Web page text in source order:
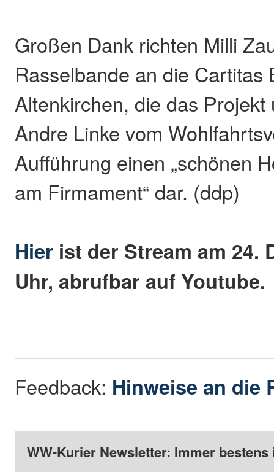
Großen Dank richten Milli
Rasselbande an die Cartitas
Altenkirchen, die das
Andre Linke vom
Aufführung einen „schönen
am Firmament“ dar. (ddp)
Hier ist der Stream am 24.
Uhr, abrufbar auf Youtube.
Feedback: Hinweise an die
WW-Kurier Newsletter: Immer